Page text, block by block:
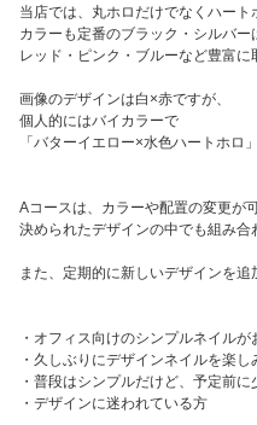
当店では、丸ホロだけでなくハー
カラーも定番のブラック・シルバー
レッド・ピンク・ブルーなど豊富に
画像のデザインは白×赤ですが、
個人的にはバイカラーで
「バターイエロー×水色ハートホロ
Aコースは、カラーや配置の変更が
決められたデザインの中でも組み合
また、定期的に新しいデザインを追
・オフィス向けのシンプルネイルが
・久しぶりにデザインネイルを楽し
・普段はシンプルだけど、予定前
・デザインに迷われている方